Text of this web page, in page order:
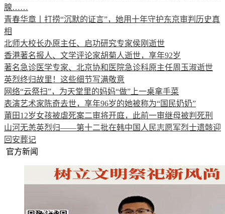
腺……
青春华章丨打捞“沉默的证言”，她用十年守护东京审判历史真
相
北师大校长办原主任、启功研究专家侯刚逝世
香港著名报人、文学评论家胡菊人逝世，享年92岁
著名急诊医学专家、北京协和医院急诊科原主任周玉淑逝世
英烈终归故里！这些细节写满敬意
网络“云祭扫”，为天堂里的妈妈“做”上一桌拿手菜
表演艺术家陈奇去世，享年96岁的她被称为“国民奶奶”
莆田12岁女孩被虐死案二审将开庭，此前一审继母被判死刑
山河无恙英烈归——第十二批在韩中国人民志愿军烈士遗骸迎
回安葬记
官方新闻